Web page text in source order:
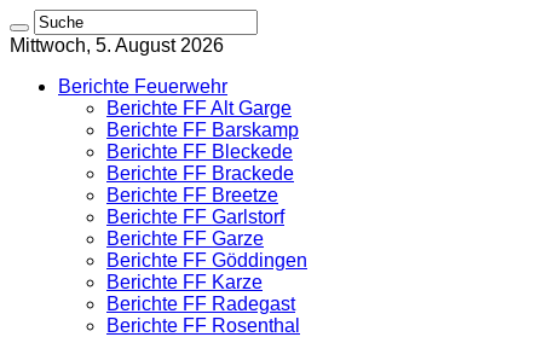
Mittwoch, 5. August 2026
Berichte Feuerwehr
Berichte FF Alt Garge
Berichte FF Barskamp
Berichte FF Bleckede
Berichte FF Brackede
Berichte FF Breetze
Berichte FF Garlstorf
Berichte FF Garze
Berichte FF Göddingen
Berichte FF Karze
Berichte FF Radegast
Berichte FF Rosenthal